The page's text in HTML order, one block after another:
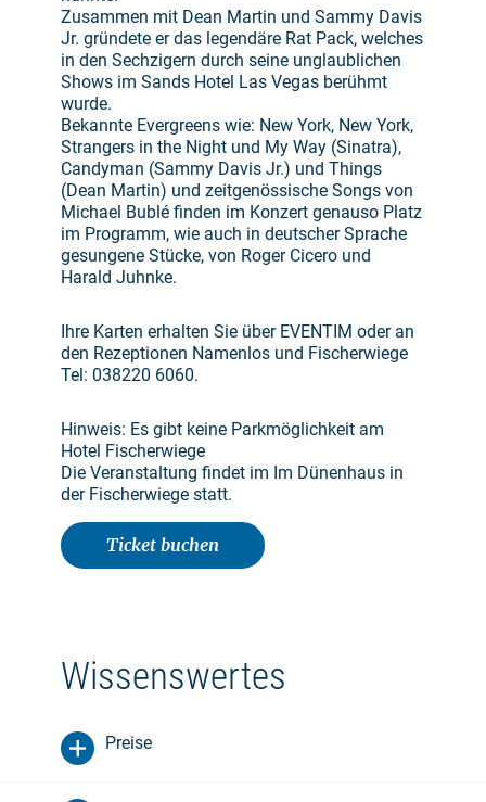
Zusammen mit Dean Martin und Sammy Davis
Jr. gründete er das legendäre Rat Pack, welches
in den Sechzigern durch seine unglaublichen
Shows im Sands Hotel Las Vegas berühmt
wurde.
Bekannte Evergreens wie: New York, New York,
Strangers in the Night und My Way (Sinatra),
Candyman (Sammy Davis Jr.) und Things
(Dean Martin) und zeitgenössische Songs von
Michael Bublé finden im Konzert genauso Platz
im Programm, wie auch in deutscher Sprache
gesungene Stücke, von Roger Cicero und
Harald Juhnke.
Ihre Karten erhalten Sie über EVENTIM oder an
den Rezeptionen Namenlos und Fischerwiege
Tel: 038220 6060.
Hinweis: Es gibt keine Parkmöglichkeit am
Hotel Fischerwiege
Die Veranstaltung findet im Im Dünenhaus in
der Fischerwiege statt.
Ticket buchen
Wissenswertes
Preise